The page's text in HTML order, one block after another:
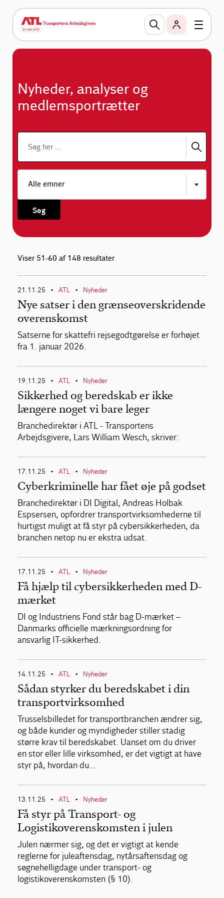
Nyheder, analyser og
medlemsportrætter
Søg
Viser 51-60 af 148 resultater
21.11.25 • ATL • Nyheder
Nye satser i den grænseoverskridende
overenskomst
Satserne for skattefri rejsegodtgørelse er forhøjet
fra 1. januar 2026.
19.11.25 • ATL • Nyheder
Sikkerhed og beredskab er ikke
længere noget vi bare leger
Branchedirektør i ATL - Transportens
Arbejdsgivere, Lars William Wesch, skriver:
17.11.25 • ATL • Nyheder
Cyberkriminelle har fået øje på godset
Branchedirektør i DI Digital, Andreas Holbak
Espsersen, opfordrer transportvirksomhederne til
hurtigst muligt at få styr på cybersikkerheden, da
branchen netop nu er ekstra udsat.
17.11.25 • ATL • Nyheder
Få hjælp til cybersikkerheden med D-
mærket
DI og Industriens Fond står bag D-mærket –
Danmarks officielle mærkningsordning for
ansvarlig IT-sikkerhed.
14.11.25 • ATL • Nyheder
Sådan styrker du beredskabet i din
transportvirksomhed
Trusselsbilledet for transportbranchen ændrer sig,
og både kunder og myndigheder stiller stadig
større krav til beredskabet. Uanset om du driver
en stor eller lille virksomhed, er det vigtigt at have
styr på, hvordan du…
13.11.25 • ATL • Nyheder
Få styr på Transport- og
Logistikoverenskomsten i julen
Julen nærmer sig, og det er vigtigt at kende
reglerne for juleaftensdag, nytårsaftensdag og
søgnehelligdage under transport- og
logistikoverenskomsten (§ 10).